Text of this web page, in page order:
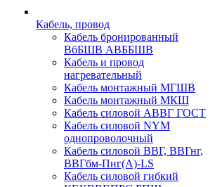
Кабель, провод
Кабель бронированный
ВбБШВ АВББШВ
Кабель и провод
нагревательный
Кабель монтажный МГШВ
Кабель монтажный МКШ
Кабель силовой АВВГ ГОСТ
Кабель силовой NYM
однопроволочный
Кабель силовой ВВГ, ВВГнг,
ВВГбм-Пнг(А)-LS
Кабель силовой гибкий